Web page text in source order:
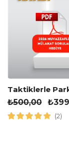
Taktiklerle
₺500,00 ₺
(2)